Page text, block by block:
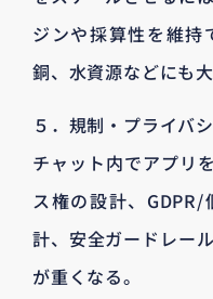
ジンや採算性を維持
銅、水資源などにも
５．規制・プライバ
チャット内でアプリ
ス権の設計、
計、安全ガードレー
が重くなる。